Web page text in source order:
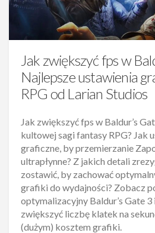
Jak zwiększyć fps w
Najlepsze ustawienia
RPG od Larian Studios
Jak zwiększyć fps w Baldur’s
kultowej sagi fantasy RPG? Jak
graficzne, by przemierzanie
ultrapłynne? Z jakich detali
zostawić, by zachować
grafiki do wydajności? Zobacz
optymalizacyjny Baldur’s Gate 3
zwiększyć liczbę klatek na
(dużym) kosztem grafiki.